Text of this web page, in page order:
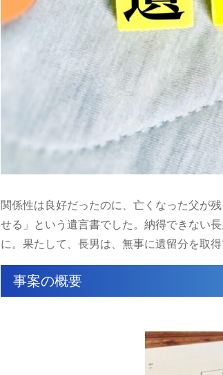
関係性は良好だったのに、亡くなった父が
せる」という遺言書でした。納得できない
に。果たして、長男は、無事に遺留分を取得
事案の概要